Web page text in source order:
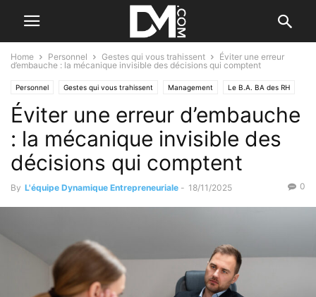
Home Personnel Gestes qui vous trahissent
Éviter une erreur
d’embauche : la mécanique invisible des décisions qui comptent
Personnel Gestes qui vous trahissent Management Le B.A. BA des RH
Recherche et sélection
Éviter une erreur d’embauche
: la mécanique invisible des
décisions qui comptent
By L'équipe Dynamique Entrepreneuriale - 18/11/2025 0